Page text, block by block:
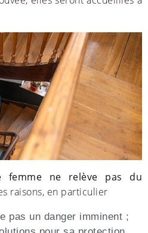
femme ne relève pas du
raisons, en particulier
pas un danger imminent ;